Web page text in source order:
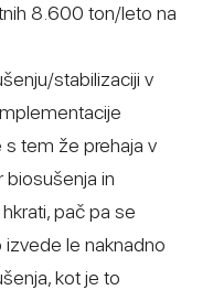
8.600 ton/leto na
stabilizaciji v
s tem že prehaja v
biosušenja in
pač pa se
le naknadno
kot je to